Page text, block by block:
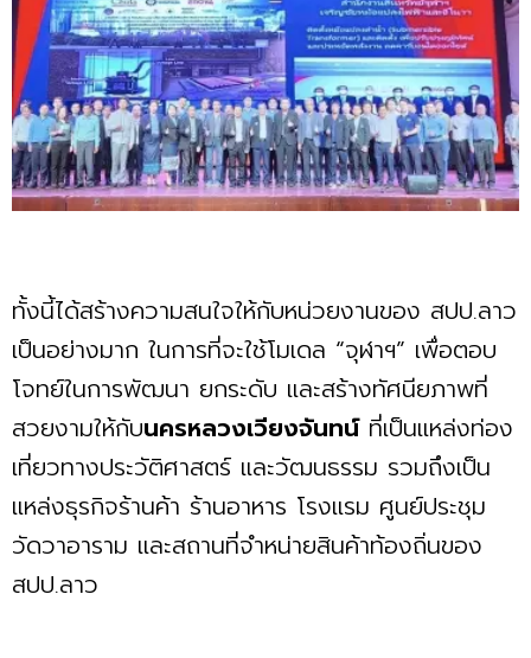
ทั้งนี้ได้สร้างความสนใจให้กับหน่วยงานของ สปป.ลาว
เป็นอย่างมาก ในการที่จะใช้โมเดล “จุฬาฯ” เพื่อตอบ
โจทย์ในการพัฒนา ยกระดับ และสร้างทัศนียภาพที่
สวยงามให้กับนครหลวงเวียงจันทน์ที่เป็นแหล่งท่อง
เที่ยวทางประวัติศาสตร์ และวัฒนธรรม รวมถึงเป็น
แหล่งธุรกิจร้านค้า ร้านอาหาร โรงแรม ศูนย์ประชุม
วัดวาอาราม และสถานที่จำหน่ายสินค้าท้องถิ่นของ
สปป.ลาว